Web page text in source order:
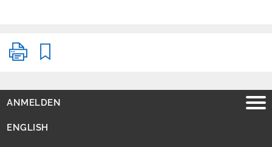
d
E
l
ANMELDEN
ENGLISH